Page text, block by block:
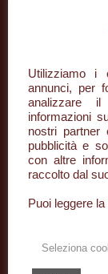
Utilizziamo i
annunci, per
analizzare il
informazioni
nostri partner
pubblicità e
con altre
raccolto dal
Puoi leggere
Seleziona